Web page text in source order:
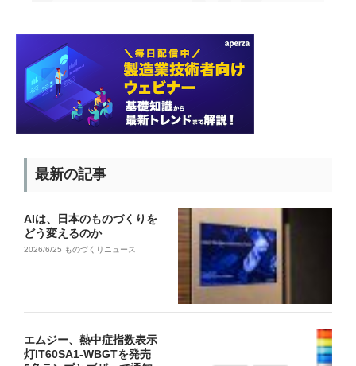
最新の記事
AIは、日本のものづくりを
どう変えるのか
2026/6/25 ものづくりニュース
エムジー、熱中症指数表示
灯IT60SA1-WBGTを発売